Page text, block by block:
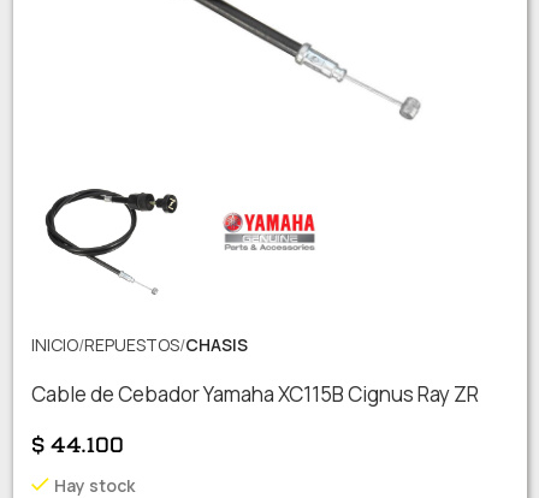
INICIO REPUESTOS CHASIS
Cable de Cebador Yamaha XC115B Cignus Ray ZR
$44.100
Hay stock